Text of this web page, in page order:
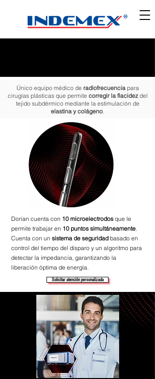
Único equipo médico de radiofrecuenciapara
cirugías plásticas que permite corregir la flacidezdel
tejido subdérmico mediante la estimulación de
elastina y colágeno.
Dorian cuenta con 10 microelectrodos que le
permite trabajar en 10 puntos simultáneamente.
Cuenta con un sistema de seguridad basado en
control del tiempo del disparo y un algoritmo para
detectar la impedancia, garantizando la
liberación óptima de energía.
Solicitar atención personalizada